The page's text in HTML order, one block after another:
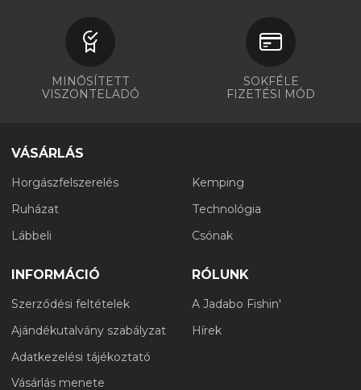
MINŐSÍTETT
VISZONTELADÓ
SOKFÉLE
FIZETÉSI MÓD
VÁSÁRLÁS
Horgászfelszerelés
Ruházat
Lábbeli
Kemping
Technológia
Csónak
INFORMÁCIÓ
Szerződési feltételek
Ajándékutalvány szabályzat
Adatkezelési tájékoztató
Vásárlás menete
RÓLUNK
A Jadabo Fishin'
Hírek